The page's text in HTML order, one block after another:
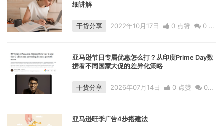
细讲解
干货分享 2022年10月17日 0 点赞 0 评
亚马逊节日专属优惠怎么打？从印度Prime Day数
据看不同国家大促的差异化策略
干货分享 2026年07月14日 0 点赞
0
亚马逊旺季广告4步搭建法